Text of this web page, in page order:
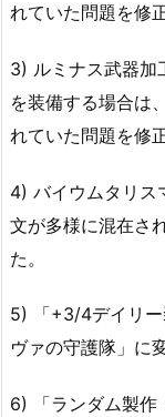
れていた問題を修
3) ルミナス武器加
を装備する場合は
れていた問題を修
4) バイウムタリス
文が多様に混在さ
た。
5) 「+3/4デイリ
ヴァの守護隊」に
6) 「ランダム製作